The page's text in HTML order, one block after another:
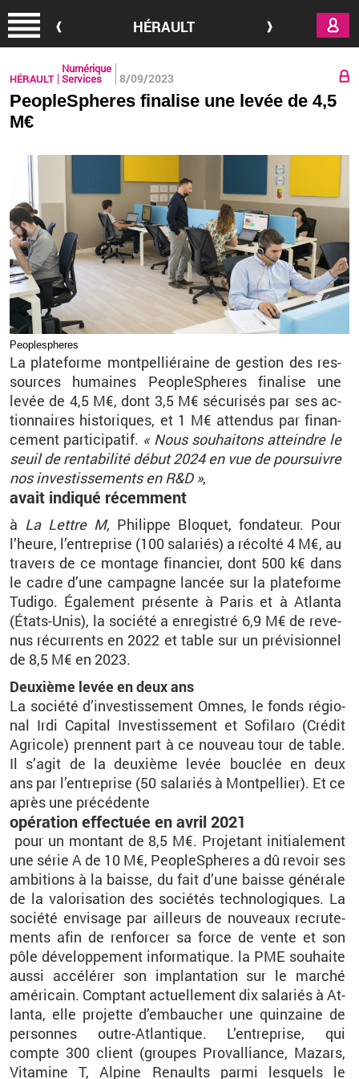
HÉRAULT
HÉRAULT
Numérique
Services 8/09/2023
PeopleSpheres finalise une levée de 4,5
M€
Peo­ples­pheres
La pla­te­forme mont­pel­lié­raine de ges­tion des res­
sources hu­maines Peo­pleS­pheres fi­na­lise une
levée de 4,5 M€, dont 3,5 M€ sé­cu­ri­sés par ses ac­
tion­naires his­to­riques, et 1 M€ at­ten­dus par fi­nan­
ce­ment par­ti­ci­pa­tif. « Nous sou­hai­tons at­teindre le
seuil de ren­ta­bi­lité début 2024 en vue de pour­suivre
nos in­ves­tis­se­ments en R&D »,
avait in­di­qué ré­cem­ment
à La Lettre M, Phi­lippe Blo­quet, fon­da­teur. Pour
l’heure, l’en­tre­prise (100 sa­la­riés) a ré­colté 4 M€, au
tra­vers de ce mon­tage fi­nan­cier, dont 500 k€ dans
le cadre d’une cam­pagne lan­cée sur la pla­te­forme
Tu­digo. Éga­le­ment pré­sente à Paris et à At­lanta
(États-Unis), la so­ciété a en­re­gis­tré 6,9 M€ de re­ve­
nus ré­cur­rents en 2022 et table sur un pré­vi­sion­nel
de 8,5 M€ en 2023.
Deuxième levée en deux ans
La so­ciété d’in­ves­tis­se­ment Omnes, le fonds ré­gio­
nal Irdi Ca­pi­tal In­ves­tis­se­ment et So­fi­laro (Cré­dit
Agri­cole) prennent part à ce nou­veau tour de table.
Il s’agit de la deuxième levée bou­clée en deux
ans par l’en­tre­prise (50 sa­la­riés à Mont­pel­lier). Et ce
après une pré­cé­dente
opé­ra­tion ef­fec­tuée en avril 2021
pour un mon­tant de 8,5 M€. Pro­je­tant ini­tia­le­ment
une série A de 10 M€, Peo­pleS­pheres a dû re­voir ses
am­bi­tions à la baisse, du fait d’une baisse gé­né­rale
de la va­lo­ri­sa­tion des so­cié­tés tech­no­lo­giques. La
so­ciété en­vi­sage par ailleurs de nou­veaux re­cru­te­
ments afin de ren­for­cer sa force de vente et son
pôle dé­ve­lop­pe­ment in­for­ma­tique. la PME sou­haite
aussi ac­cé­lé­rer son im­plan­ta­tion sur le mar­ché
amé­ri­cain. Comp­tant ac­tuel­le­ment dix sa­la­riés à At­
lanta, elle pro­jette d’em­bau­cher une quin­zaine de
per­sonnes outre-At­lan­tique. L’en­tre­prise, qui
compte 300 client (groupes Pro­val­liance, Ma­zars,
Vi­ta­mine T, Al­pine Re­naults parmi les­quels le